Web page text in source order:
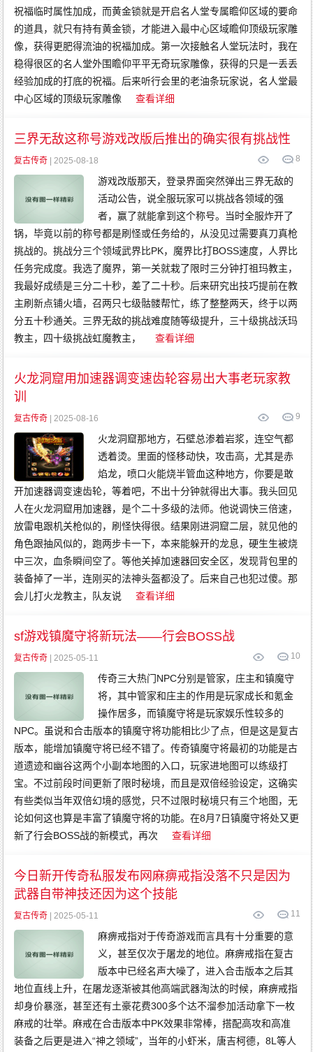
祝福临时属性加成，而黄金锁就是开启名人堂专属瞻仰区域的要命
的道具，就只有持有黄金锁，才能进入最中心区域瞻仰顶级玩家雕
像，获得更肥得流油的祝福加成。第一次接触名人堂玩法时，我在
稳得很区的名人堂外围瞻仰平平无奇玩家雕像，获得的只是一丢丢
经验加成的打底的祝福。后来听行会里的老油条玩家说，名人堂最
中心区域的顶级玩家雕像
查看详细
三界无敌这称号游戏改版后推出的确实很有挑战性
8
复古传奇 | 2025-08-18
游戏改版那天，登录界面突然弹出三界无敌的
活动公告，说全服玩家可以挑战各领域的强
者，赢了就能拿到这个称号。当时全服炸开了
锅，毕竟以前的称号都是刷怪或任务给的，从没见过需要真刀真枪
挑战的。挑战分三个领域武界比PK，魔界比打BOSS速度，人界比
任务完成度。我选了魔界，第一关就栽了限时三分钟打祖玛教主，
我最好成绩是三分二十秒，差了二十秒。后来研究出技巧提前在教
主刷新点铺火墙，召两只七级骷髅帮忙，练了整整两天，终于以两
分五十秒通关。三界无敌的挑战难度随等级提升，三十级挑战沃玛
教主，四十级挑战虹魔教主，
查看详细
火龙洞窟用加速器调变速齿轮容易出大事老玩家教
训
9
复古传奇 | 2025-08-16
火龙洞窟那地方，石壁总渗着岩浆，连空气都
透着烫。里面的怪移动快，攻击高，尤其是赤
焰龙，喷口火能烧半管血这种地方，你要是敢
开加速器调变速齿轮，等着吧，不出十分钟就得出大事。我头回见
人在火龙洞窟用加速器，是个二十多级的法师。他说调快三倍速，
放雷电跟机关枪似的，刷怪快得很。结果刚进洞窟二层，就见他的
角色跟抽风似的，跑两步卡一下，本来能躲开的龙息，硬生生被烧
中三次，血条瞬间空了。等他关掉加速器回安全区，发现背包里的
装备掉了一半，连刚买的法神头盔都没了。后来自己也犯过傻。那
会儿打火龙教主，队友说
查看详细
sf游戏镇魔守将新玩法——行会BOSS战
10
复古传奇 | 2025-05-11
传奇三大热门NPC分别是管家，庄主和镇魔守
将，其中管家和庄主的作用是玩家成长和氪金
操作居多，而镇魔守将是玩家娱乐性较多的
NPC。虽说和合击版本的镇魔守将功能相比少了点，但是这是复古
版本，能增加镇魔守将已经不错了。传奇镇魔守将最初的功能是古
道遗迹和幽谷这两个小副本地图的入口，玩家进地图可以练级打
宝。不过前段时间更新了限时秘境，而且是双倍经验设定，这确实
有些类似当年双倍幻境的感觉，只不过限时秘境只有三个地图，无
论如何这也算是丰富了镇魔守将的功能。在8月7日镇魔守将处又更
新了行会BOSS战的新模式，再次
查看详细
今日新开传奇私服发布网麻痹戒指没落不只是因为
武器自带神技还因为这个技能
11
复古传奇 | 2025-05-11
麻痹戒指对于传奇游戏而言具有十分重要的意
义，甚至仅次于屠龙的地位。麻痹戒指在复古
版本中已经名声大噪了，进入合击版本之后其
地位直线上升，在屠龙逐渐被其他高端武器淘汰的时候，麻痹戒指
却身价暴涨，甚至还有土豪花费300多个达不溜参加活动拿下一枚
麻戒的壮举。麻戒在合击版本中PK效果非常棒，搭配高攻和高准
装备之后更是进入“神之领域”，当年的小虾米，唐吉柯德，8L等人